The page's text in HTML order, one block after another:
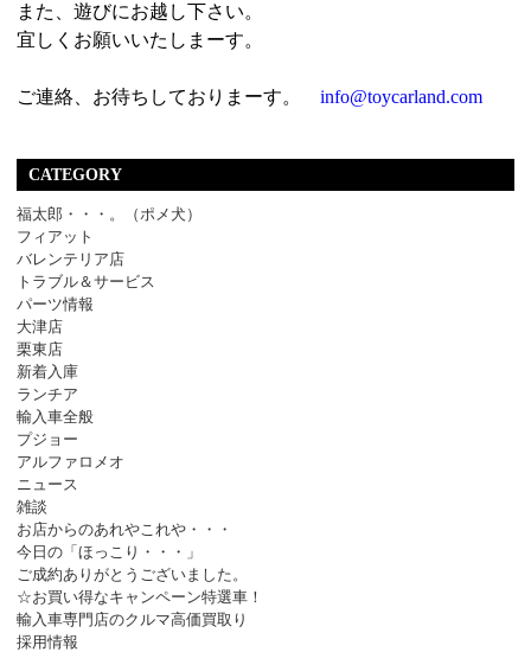
また、遊びにお越し下さい。
宜しくお願いいたしまーす。
ご連絡、お待ちしておりまーす。 info@toycarland.com
CATEGORY
福太郎・・・。（ポメ犬）
フィアット
バレンテリア店
トラブル＆サービス
パーツ情報
大津店
栗東店
新着入庫
ランチア
輸入車全般
プジョー
アルファロメオ
ニュース
雑談
お店からのあれやこれや・・・
今日の「ほっこり・・・」
ご成約ありがとうございました。
☆お買い得なキャンペーン特選車！
輸入車専門店のクルマ高価買取り
採用情報